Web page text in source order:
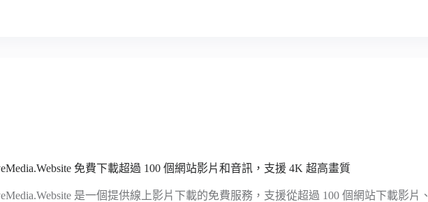
免費下載超過 100 個網站影片和音訊，支援 4K 超高畫質
是一個提供線上影片下載的免費服務，支援從超過 100 個網站下載影片、